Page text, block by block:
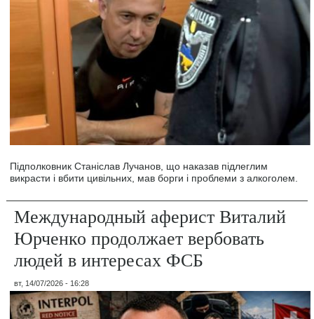
Підполковник Станіслав Лучанов, що наказав підлеглим
викрасти і вбити цивільних, мав борги і проблеми з алкоголем.
Международный аферист Виталий
Юрченко продолжает вербовать
людей в интересах ФСБ
вт, 14/07/2026 - 16:28